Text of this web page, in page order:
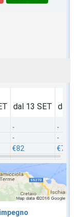
dal 13 SET
-
-
€82
dal
-
-
€75